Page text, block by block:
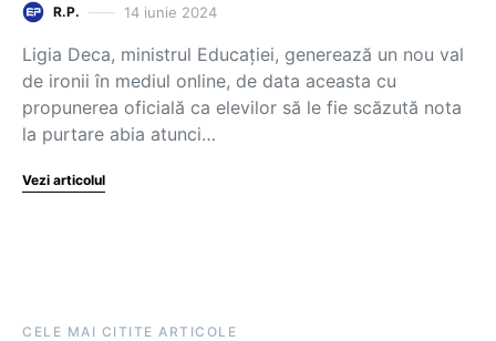
R.P. 14 iunie 2024
Ligia Deca, ministrul Educației, generează un nou val
de ironii în mediul online, de data aceasta cu
propunerea oficială ca elevilor să le fie scăzută nota
la purtare abia atunci…
Vezi articolul
CELE MAI CITITE ARTICOLE